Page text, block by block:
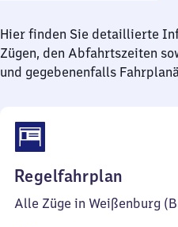
Hier finden Sie detaillierte
Zügen, den Abfahrtszeiten
und gegebenenfalls
Regelfahrplan
52
Alle Züge in Weißenburg